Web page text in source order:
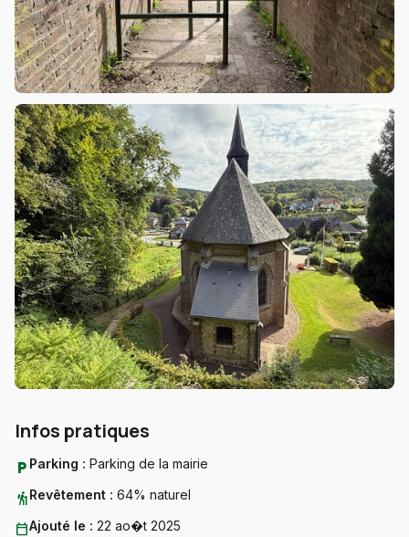
Infos pratiques
local_parking Parking : Parking de la mairie
hikingRevêtement : 64% naturel
calendar_todayAjouté le : 22 ao�t 2025